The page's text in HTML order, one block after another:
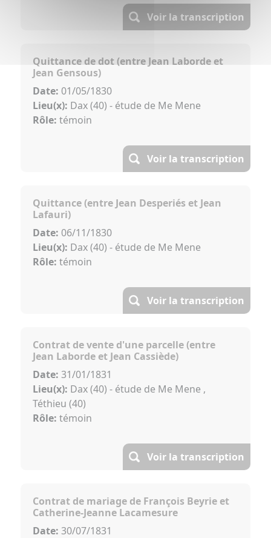
Voir la transcription
Quittance de dot (entre Jean Laborde et
Jean Gensous)
Date: 01/05/1830
Lieu(x): Dax (40) - étude de Me Mene
Rôle: témoin
Voir la transcription
Quittance (entre Jean Desperiés et Jean
Lafauri)
Date: 06/11/1830
Lieu(x): Dax (40) - étude de Me Mene
Rôle: témoin
Voir la transcription
Contrat de vente d'une parcelle (entre
Jean Laborde et Jean Cassiède)
Date: 31/01/1831
Lieu(x): Dax (40) - étude de Me Mene ,
Téthieu (40)
Rôle: témoin
Voir la transcription
Contrat de mariage de François Beyrie et
Catherine-Jeanne Lacamesure
Date: 30/07/1831